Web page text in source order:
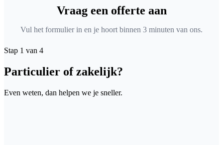
Vraag een offerte aan
Vul het formulier in en je hoort binnen 3 minuten van ons.
Stap 1 van 4
Particulier of zakelijk?
Even weten, dan helpen we je sneller.